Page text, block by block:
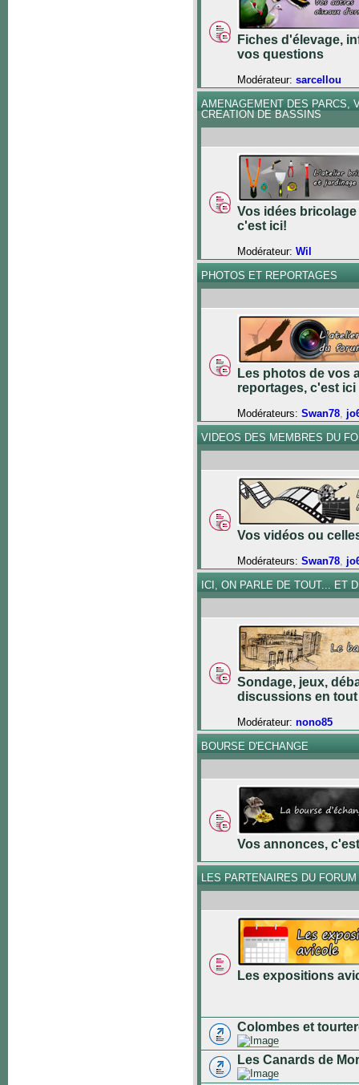
Fiches d'élevage,
vos questions
Modérateur: sarcellou
AMENAGEMENT DES PARCS,
CREATION DE BASSINS
Vos idées
c'est ici!
Modérateur: Wil
PHOTOS ET REPORTAGES
Les photos de vos
reportages, c'est ici
Modérateurs: Swan78,
VIDEOS DES MEMBRES DU
Vos vidéos ou
Modérateurs: Swan78,
ICI, ON PARLE DE TOUT... ET
Sondage, jeux,
discussions en
Modérateur: nono85
BOURSE D'ECHANGE
Vos annonces,
LES PARTENAIRES DU FORUM
Les expositions
Colombes et
Les Canards de